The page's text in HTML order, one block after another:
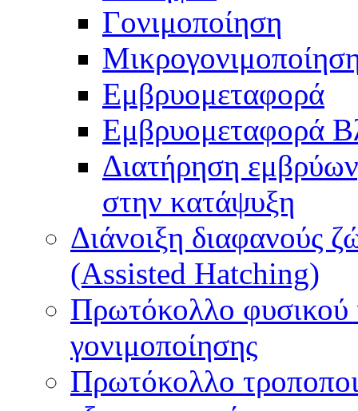
Γονιμοποίηση
Εμβρυομεταφορά
Εμβρυομεταφορά
Διατήρηση
στην κατάψυξη
Διάνοιξη διαφανούς
(Assisted Hatching)
Πρωτόκολλο φυσικού
γονιμοποίησης
Πρωτόκολλο